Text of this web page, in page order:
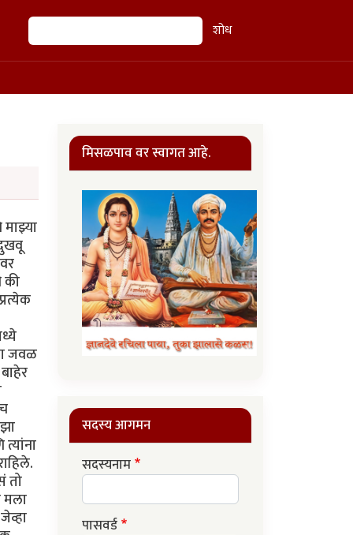
शोध शोध
की
जवळ
तो
मला
मिसळपाव वर स्वागत आहे.
सदस्य आगमन
सदस्यनाम
पासवर्ड